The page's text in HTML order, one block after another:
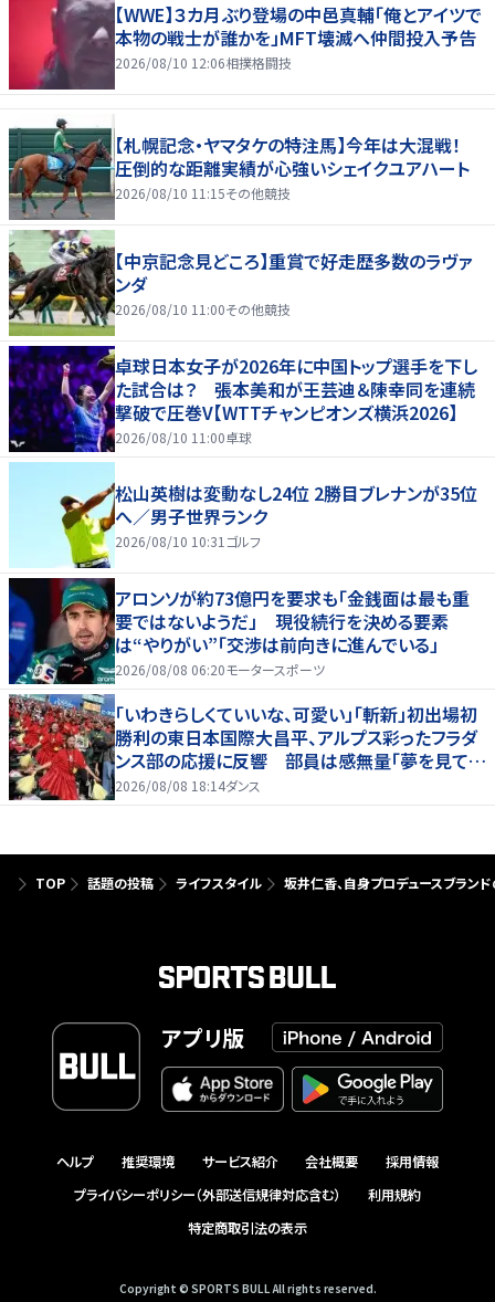
【WWE】３カ月ぶり登場の中邑真輔「俺とアイツで
本物の戦士が誰かを」MFT壊滅へ仲間投入予告
2026/08/10 12:06相撲格闘技
【札幌記念・ヤマタケの特注馬】今年は大混戦！
圧倒的な距離実績が心強いシェイクユアハート
2026/08/10 11:15その他競技
【中京記念見どころ】重賞で好走歴多数のラヴァ
ンダ
2026/08/10 11:00その他競技
卓球日本女子が2026年に中国トップ選手を下し
た試合は？ 張本美和が王芸迪＆陳幸同を連続
撃破で圧巻V【WTTチャンピオンズ横浜2026】
2026/08/10 11:00卓球
松山英樹は変動なし24位 2勝目ブレナンが35位
へ／男子世界ランク
2026/08/10 10:31 ゴルフ
アロンソが約73億円を要求も「金銭面は最も重
要ではないようだ」 現役続行を決める要素
は“やりがい”「交渉は前向きに進んでいる」
2026/08/08 06:20モータースポーツ
「いわきらしくていいな、可愛い」「斬新」初出場初
勝利の東日本国際大昌平、アルプス彩ったフラダ
ンス部の応援に反響 部員は感無量「夢を見てい
るよう」
2026/08/08 18:14ダンス
TOP 話題の投稿 ライフスタイル 坂井仁香、自身プロデュースブランド
アプリ版
ヘルプ 推奨環境 サービス紹介 会社概要
採用情報
プライバシーポリシー（外部送信規律対応含む）
利用規約
特定商取引法の表示
Copyright © SPORTS BULL All rights reserved.